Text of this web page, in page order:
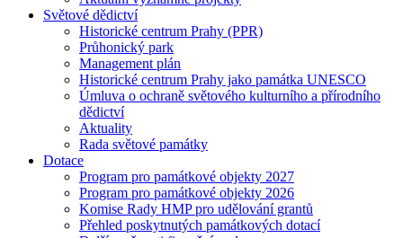
Světové dědictví
Historické centrum Prahy (PPR)
Průhonický park
Management plán
Historické centrum Prahy jako památka UNESCO
Úmluva o ochraně světového kulturního a přírodního
dědictví
Aktuality
Rada světové památky
Dotace
Program pro památkové objekty 2027
Program pro památkové objekty 2026
Komise Rady HMP pro udělování grantů
Přehled poskytnutých památkových dotací